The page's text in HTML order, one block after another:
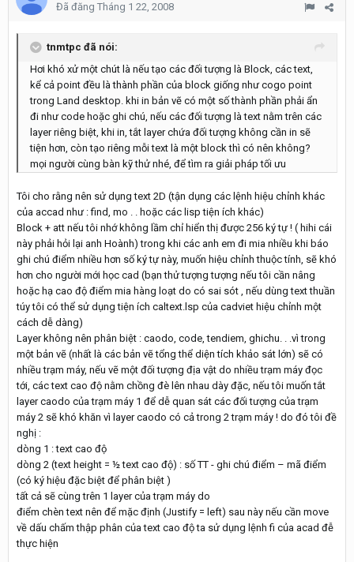
Đã đăng Tháng 1 22, 2008
tnmtpc đã nói:
Hơi khó xử một chút là nếu tạo các đối tượng là Block, các text,
kể cả point đều là thành phần của block giống như cogo point
trong Land desktop. khi in bản vẽ có một số thành phần phải ẩn
đi như code hoặc ghi chú, nếu các đối tượng là text nằm trên các
layer riêng biệt, khi in, tắt layer chứa đối tượng không cần in sẽ
tiện hơn, còn tạo riêng mỗi text là một block thì có nên không?
mọi người cùng bàn kỹ thử nhé, để tìm ra giải pháp tối ưu
Tôi cho rằng nên sử dụng text 2D (tận dụng các lệnh hiệu chỉnh khác
của accad như : find, mo . . hoặc các lisp tiện ích khác)
Block + att nếu tôi nhớ không lầm chỉ hiển thị được 256 ký tự ! ( hihi cái
này phải hỏi lại anh Hoành) trong khi các anh em đi mia nhiều khi báo
ghi chú điểm nhiều hơn số ký tự này, muốn hiệu chỉnh thuộc tính, sẽ khó
hơn cho người mới học cad (bạn thử tượng tượng nếu tôi cần nâng
hoặc hạ cao độ điểm mia hàng loạt do có sai sót , nếu dùng text thuần
túy tôi có thể sử dụng tiện ích caltext.lsp của cadviet hiệu chỉnh một
cách dễ dàng)
Layer không nên phân biệt : caodo, code, tendiem, ghichu. . .vì trong
một bản vẽ (nhất là các bản vẽ tổng thể diện tích khảo sát lớn) sẽ có
nhiều trạm máy, nếu vẽ một đối tượng địa vật do nhiều trạm máy đọc
tới, các text cao độ nằm chồng đè lên nhau dày đặc, nếu tôi muốn tắt
layer caodo của trạm máy 1 để dễ quan sát các đối tượng của trạm
máy 2 sẽ khó khăn vì layer caodo có cả trong 2 trạm máy ! do đó tôi đề
nghị :
dòng 1 : text cao độ
dòng 2 (text height = ½ text cao độ) : số TT - ghi chú điểm – mã điểm
(có ký hiệu đặc biệt để phân biệt )
tất cả sẽ cùng trên 1 layer của trạm máy do
điểm chèn text nên để mặc định (Justify = left) sau này nếu cần move
về dấu chấm thập phân của text cao độ ta sử dụng lệnh fi của acad đễ
thực hiện